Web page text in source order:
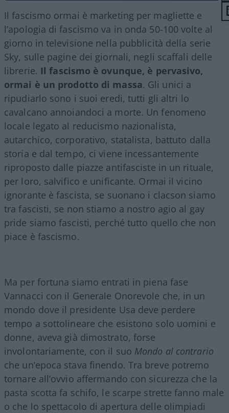
Il fascismo ormai è marketing per magliette e
l’apologia di fascismo va in onda 50-100 volte al
giorno in televisione nella pubblicità della serie
Sky, sulle pagine dei giornali, negli scaffali delle
librerie. Il fascismo è ovunque, è pervasivo,
ormai è un prodotto di massa. Gli unici a
ripudiarlo sono i suoi eredi, tutti gli altri lo
cavalcano annoiandoci a morte. Un fenomeno
locale legato al reducismo nazionalista,
autarchico, corporativo, statalista, battuto dalla
storia e dal tempo, ci viene incessantemente
riproposto dalle piazze antifasciste in un rituale,
per loro, salvifico e unificante. Ormai il vicino
ignorante è fascista, se suonano i clacson siamo
tra fascisti, se non stiamo a nostro agio al gay
pride siamo fascisti, perché tutto quello che non
piace è fascismo.
Ma per fortuna siamo entrati in piena fase
Vannacci con il Generale Onorevole che, in un
mondo dove il presidente Usa deve perdere
tempo a sottolineare che esistono solo uomini e
donne, aveva già dimostrato, forse
involontariamente, con il suo Mondo al contrario
che un’epoca stava finendo. Tra breve potremo
tornare all’ovvio affermando con sicurezza che la
pasta scotta fa schifo, le scarpe strette fanno male
o che lo spettacolo di apertura delle olimpiadi